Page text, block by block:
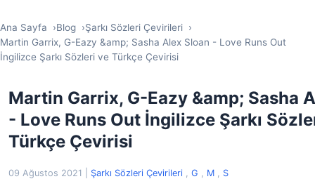
Ana Sayfa Blog
Şarkı Sözleri Çevirileri
Martin Garrix, G-Eazy &amp; Sasha Alex Sloan - Love Runs Out
İngilizce Şarkı Sözleri ve Türkçe Çevirisi
Martin Garrix, G-Eazy &amp; Sasha
- Love Runs Out İngilizce Şarkı
Türkçe Çevirisi
09 Ağustos 2021 Şarkı Sözleri Çevirileri , G , M , S